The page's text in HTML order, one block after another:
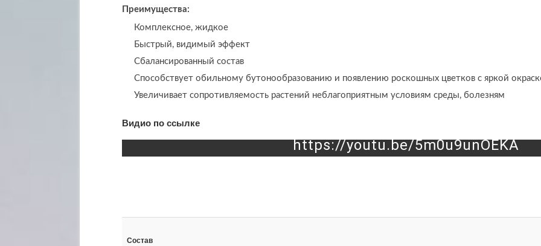
Преимущества:
Комплексное, жидкое
Быстрый, видимый эффект
Сбалансированный состав
Способствует обильному бутонообразованию и появлению роскошных цветков с яркой
Увеличивает сопротивляемость растений неблагоприятным условиям среды, болезням
Видио по ссылке
https://youtu.be/5m0u9unOEKA
Состав